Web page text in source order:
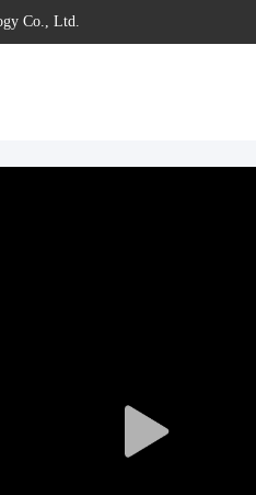
Co., Ltd.
Play